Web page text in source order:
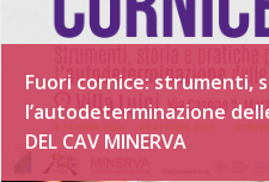
Fuori cornice: strumenti,
l’autodeterminazione
DEL CAV MINERVA